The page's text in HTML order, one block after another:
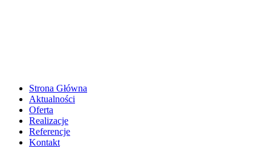
Strona Główna
Aktualności
Oferta
Realizacje
Referencje
Kontakt